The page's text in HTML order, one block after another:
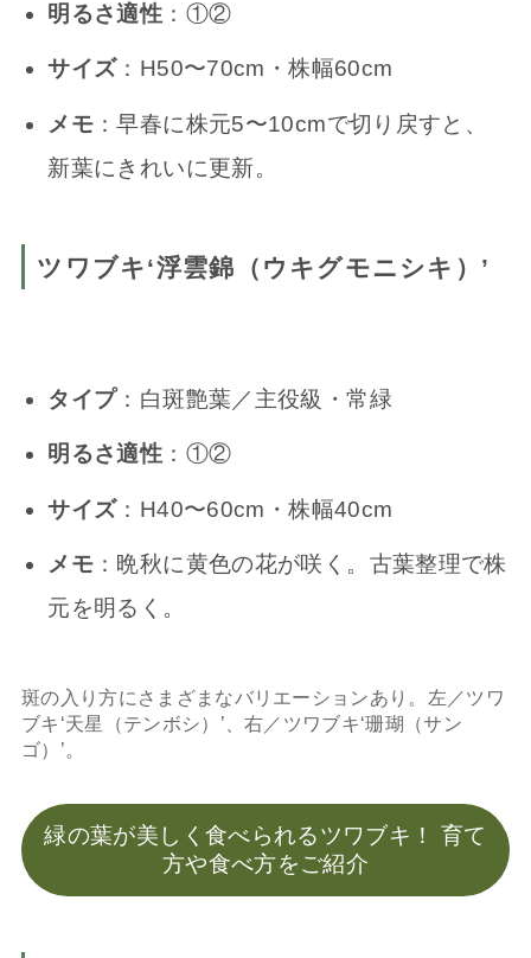
明るさ適性 ：①②
サイズ：H50〜70cm・株幅60cm
メモ ：早春に株元5〜10cmで切り戻すと、
新葉にきれいに更新。
ツワブキ‘浮雲錦（ウキグモニシキ）’
タイプ：白斑艶葉／主役級・常緑
明るさ適性 ：①②
サイズ：H40〜60cm・株幅40cm
メモ ：晩秋に黄色の花が咲く。古葉整理で株
元を明るく。
斑の入り方にさまざまなバリエーションあり。左／ツワ
ブキ‘天星（テンボシ）’、右／ツワブキ‘珊瑚（サン
ゴ）’。
緑の葉が美しく食べられるツワブキ！ 育て
方や食べ方をご紹介